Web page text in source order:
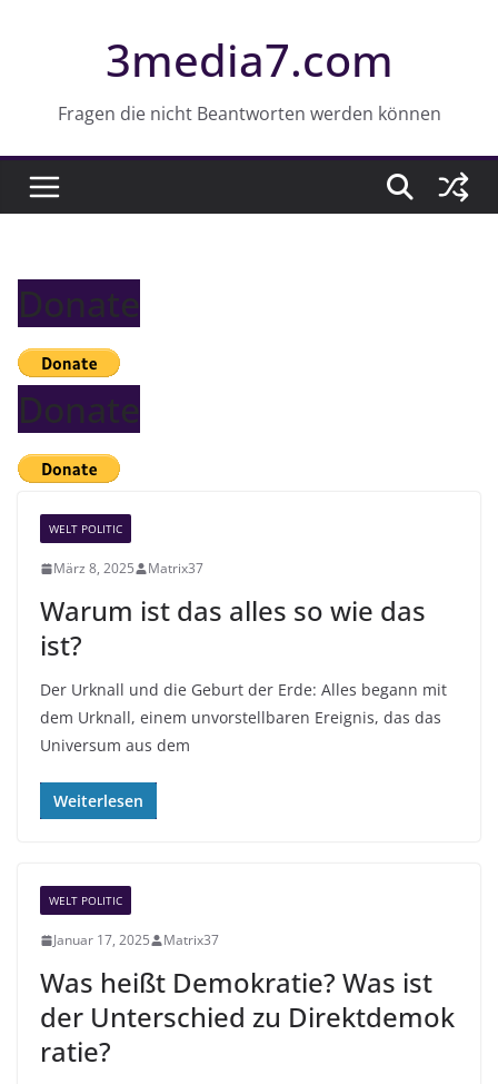
3media7.com
Fragen die nicht Beantworten werden können
Donate
Donate
WELT POLITIC
März 8, 2025 Matrix37
Warum ist das alles so wie das
ist?
Der Urknall und die Geburt der Erde: Alles begann mit
dem Urknall, einem unvorstellbaren Ereignis, das das
Universum aus dem
Weiterlesen
WELT POLITIC
Januar 17, 2025 Matrix37
Was heißt Demokratie? Was ist
der Unterschied zu Direktdemok
ratie?